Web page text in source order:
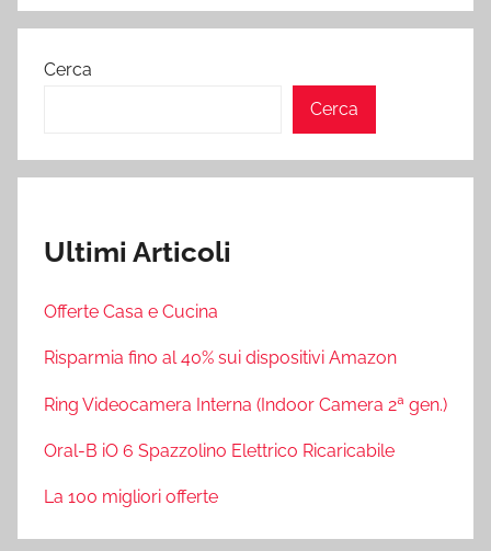
Cerca
Cerca
Ultimi Articoli
Offerte Casa e Cucina
Risparmia fino al 40% sui dispositivi Amazon
Ring Videocamera Interna (Indoor Camera 2ª gen.)
Oral-B iO 6 Spazzolino Elettrico Ricaricabile
La 100 migliori offerte